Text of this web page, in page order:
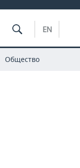
EN
Общество